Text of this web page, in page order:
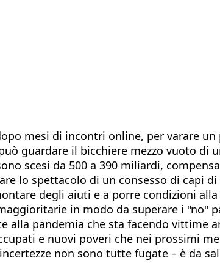
mesi di incontri online, per varare un
guardare il bicchiere mezzo vuoto di
scesi da 500 a 390 miliardi,
lo spettacolo di un consesso di capi di
degli aiuti e a porre condizioni
in modo da superare i "no"
pandemia che sta facendo vittime
e nuovi poveri che nei prossimi
non sono tutte fugate – è da